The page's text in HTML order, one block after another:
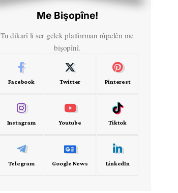
Me Bişopîne!
Tu dikarî li ser gelek platforman rûpelên me
bişopînî.
Facebook Twitter Pinterest
Instagram Youtube Tiktok
Telegram Google News LinkedIn